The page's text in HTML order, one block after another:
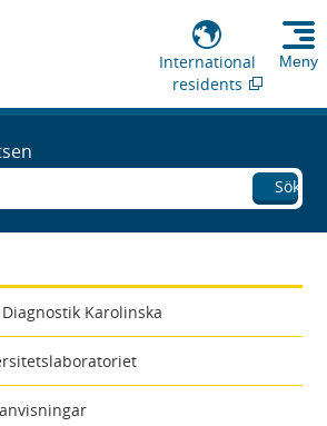
International
residents
Meny
Sök
Karolinska